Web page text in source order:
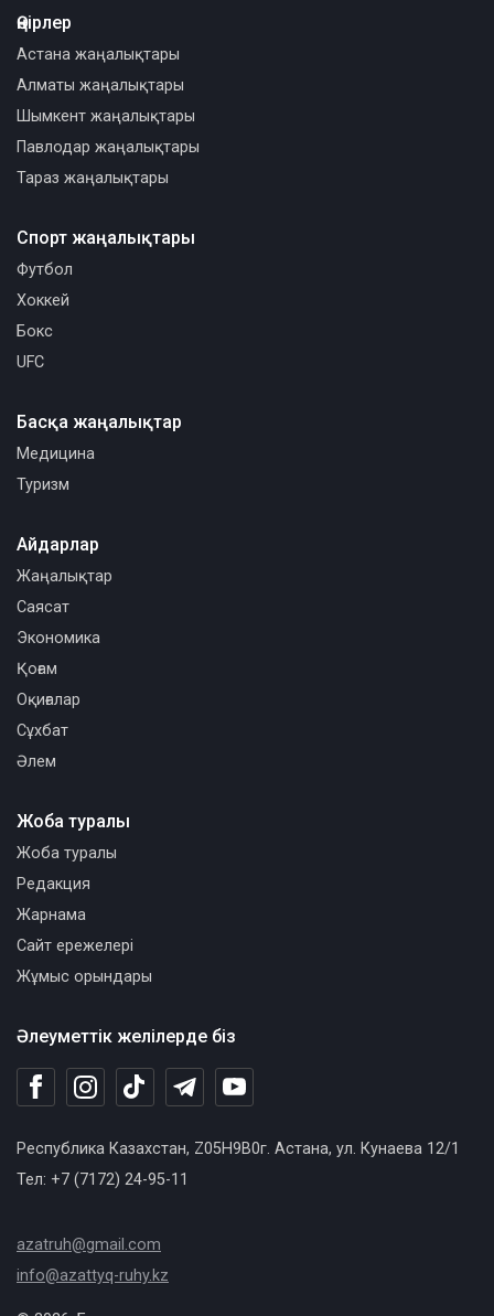
Өңірлер
Астана жаңалықтары
Алматы жаңалықтары
Шымкент жаңалықтары
Павлодар жаңалықтары
Тараз жаңалықтары
Спорт жаңалықтары
Футбол
Хоккей
Бокс
UFC
Басқа жаңалықтар
Медицина
Туризм
Әлеуметтік желілерде біз
Республика Казахстан, Z05H9B0г. Астана, ул. Кунаева 12/1
Тел: +7 (7172) 24-95-11
azatruh@gmail.com
info@azattyq-ruhy.kz
Айдарлар
Жаңалықтар
Саясат
Экономика
Қоғам
Оқиғалар
Сұхбат
Әлем
Жоба туралы
Жоба туралы
Редакция
Жарнама
Сайт ережелері
Жұмыс орындары